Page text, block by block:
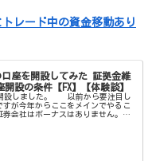
レード中の資金移動あり
口座を開設してみた 証拠金維
開設の条件【FX】【体験談】
設しました。 以前から要注目し
すが今年からここをメインでやるこ
券会社はボーナスはありません。し